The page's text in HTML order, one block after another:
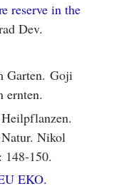
reserve in the
Dev.
Garten. Goji
ernten.
Nikol
148-150.
EKO.